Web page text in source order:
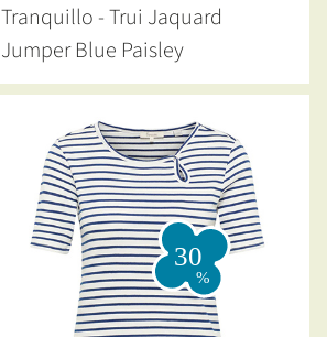
Tranquillo - Trui Jaquard
Jumper Blue Paisley